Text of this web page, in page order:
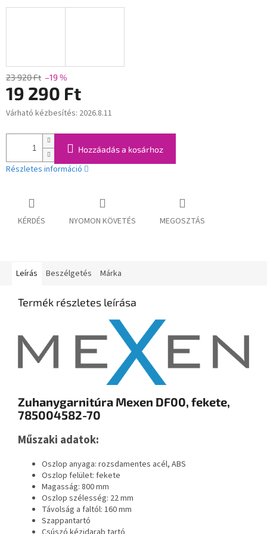
23 920 Ft –19 %
19 290 Ft
Egységár:
Várható kézbesítés: 2026.8.11
Hozzáadás a kosárhoz
Részletes információ
KÉRDÉS NYOMON KÖVETÉS MEGOSZTÁS
Leírás Beszélgetés Márka
Termék részletes leírása
Zuhanygarnitúra Mexen DF00, fekete,
785004582-70
Műszaki adatok:
Oszlop anyaga: rozsdamentes acél, ABS
Oszlop felület: fekete
Magasság: 800 mm
Oszlop szélesség: 22 mm
Távolság a faltól: 160 mm
Szappantartó